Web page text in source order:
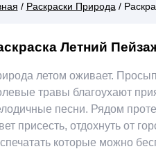
/ Раскраски Природа /
Летний
летом оживает.
травы благоухают
песни. Рядом
присесть, отдохнуть от
которые можно